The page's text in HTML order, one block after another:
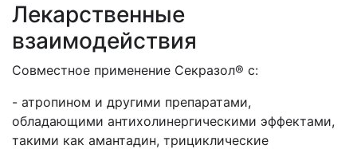
Лекарственные
взаимодействия
Совместное применение Секразол® с:
- атропином и другими препаратами,
обладающими антихолинергическими эффектами,
такими как амантадин, трициклические